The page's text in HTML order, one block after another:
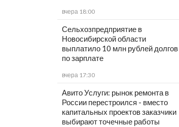
вчера 18:00
Сельхозпредприятие в
Новосибирской области
выплатило 10 млн рублей долгов
по зарплате
вчера 17:30
Авито Услуги: рынок ремонта в
России перестроился - вместо
капитальных проектов заказчики
выбирают точечные работы